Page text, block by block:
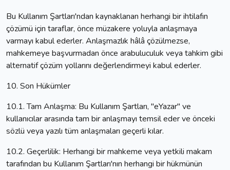
Bu Kullanım Şartları'ndan kaynaklanan herhangi bir ihtilafın
çözümü için taraflar, önce müzakere yoluyla anlaşmaya
varmayı kabul ederler. Anlaşmazlık hâlâ çözülmezse,
mahkemeye başvurmadan önce arabuluculuk veya tahkim gibi
alternatif çözüm yollarını değerlendirmeyi kabul ederler.
10. Son Hükümler
10.1. Tam Anlaşma: Bu Kullanım Şartları, "eYazar" ve
kullanıcılar arasında tam bir anlaşmayı temsil eder ve önceki
sözlü veya yazılı tüm anlaşmaları geçerli kılar.
10.2. Geçerlilik: Herhangi bir mahkeme veya yetkili makam
tarafından bu Kullanım Şartları'nın herhangi bir hükmünün